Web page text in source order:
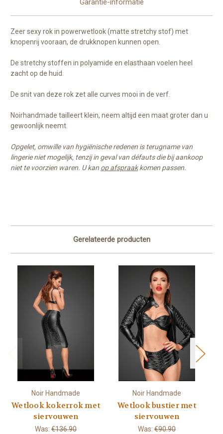
Garantie-informatie
Zeer sexy rok in powerwetlook (matte stretchy stof) met
knopenrij vooraan, de drukknopen kunnen open.
De stretchy stoffen in polyamide en elasthaan voelen heel
zacht op de huid.
De snit van deze rok zet alle curves mooi in de verf.
Noirhandmade tailleert klein, neem altijd een maat groter dan u
gewoonlijk neemt.
Opgelet, omwille van hygiënische redenen is terugname van
lingerie niet mogelijk, tenzij in geval van défauts die bij aankoop
niet te voorzien waren. U kan op afspraakkomen passen.
Gerelateerde producten
Noir Handmade
Wetlook kokerrok met
siervouwen
Was: €136.90
Noir Handmade
Wetlook bustier met
siervouwen
Was: €90.90